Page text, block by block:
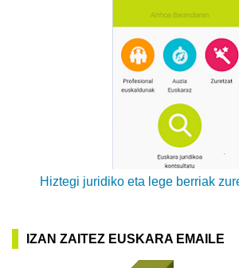
Hiztegi juridiko eta lege berriak
IZAN ZAITEZ EUSKARA EMAILE